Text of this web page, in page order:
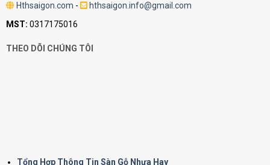
Hthsaigon.com -
hthsaigon.info@gmail.com
MST: 0317175016
THEO DÕI CHÚNG TÔI
Tổng Hợp Thông Tin Sàn Gỗ Nhựa Hay